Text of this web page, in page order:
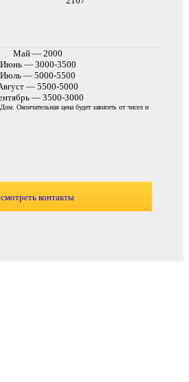
Май — 2000
Июнь — 3000-3500
Июль — 5000-5500
— 5500-5000
— 3500-3000
Окончательная цена будет зависеть от чисел и
контакты